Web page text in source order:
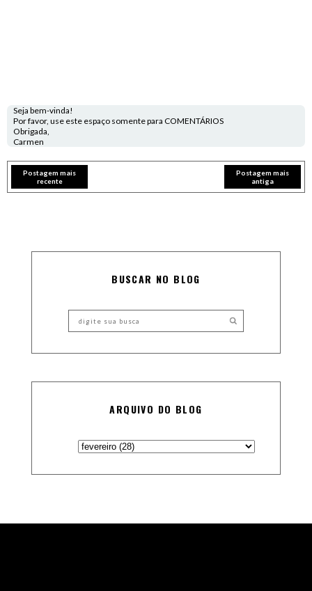
Seja bem-vinda!
Por favor, use este espaço somente para COMENTÁRIOS
Obrigada,
Carmen
Postagem mais
recente
Postagem mais
antiga
BUSCAR NO BLOG
ARQUIVO DO BLOG